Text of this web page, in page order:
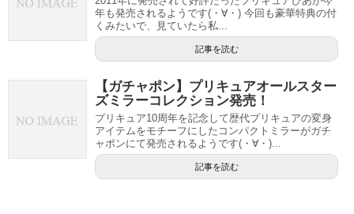
年も発売されるようです(・∀・) 今回も豪華特典の付
くみたいで、見ていたら私...
記事を読む
【ガチャポン】プリキュアオールスター
ズミラーコレクション発売！
プリキュア10周年を記念して歴代プリキュアの変身
アイテムをモチーフにしたコンパクトミラーがガチ
ャポンにて発売されるようです(・∀・)...
記事を読む